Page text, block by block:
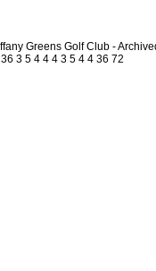
Greens Golf Club -
3 5 4 4 4 3 5 4 4 36 72